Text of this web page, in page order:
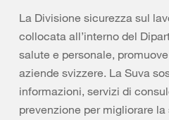
La Divisione sicurezza sul
collocata all’interno del
salute e personale,
aziende svizzere. La Suva
informazioni, servizi di
prevenzione per migliorare